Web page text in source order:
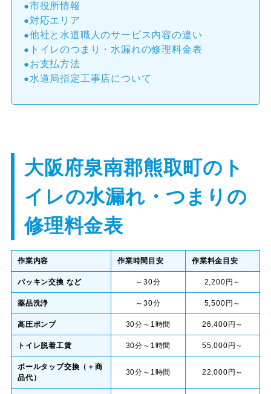
市役所情報
対応エリア
他社と水道職人のサービス内容の違い
トイレのつまり・水漏れの修理料金表
お支払方法
水道局指定工事店について
大阪府泉南郡熊取町のト
イレの水漏れ・つまりの
修理料金表
作業内容 作業時間目安 作業料金目安
パッキン交換 など ～30分 2,200円～
薬品洗浄 ～30分 5,500円～
高圧ポンプ 30分～1時間 26,400円～
トイレ脱着工賃 30分～1時間 55,000円～
ボールタップ交換（＋商
品代）
30分～1時間 22,000円～